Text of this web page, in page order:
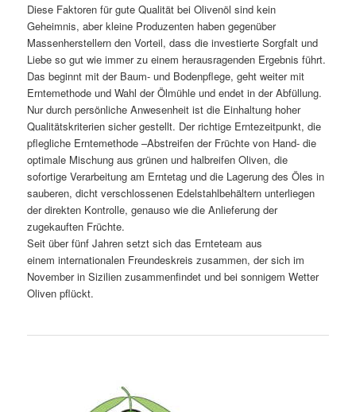
Diese Faktoren für gute Qualität bei Olivenöl sind kein
Geheimnis, aber kleine Produzenten haben gegenüber
Massenherstellern den Vorteil, dass die investierte Sorgfalt und
Liebe so gut wie immer zu einem herausragenden Ergebnis führt.
Das beginnt mit der Baum- und Bodenpflege, geht weiter mit
Erntemethode und Wahl der Ölmühle und endet in der Abfüllung.
Nur durch persönliche Anwesenheit ist die Einhaltung hoher
Qualitätskriterien sicher gestellt. Der richtige Erntezeitpunkt, die
pflegliche Erntemethode –Abstreifen der Früchte von Hand- die
optimale Mischung aus grünen und halbreifen Oliven, die
sofortige Verarbeitung am Erntetag und die Lagerung des Öles in
sauberen, dicht verschlossenen Edelstahlbehältern unterliegen
der direkten Kontrolle, genauso wie die Anlieferung der
zugekauften Früchte.
Seit über fünf Jahren setzt sich das Ernteteam aus
einem internationalen Freundeskreis zusammen, der sich im
November in Sizilien zusammenfindet und bei sonnigem Wetter
Oliven pflückt.